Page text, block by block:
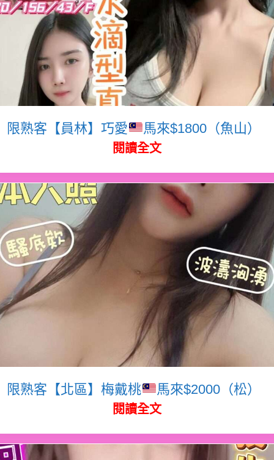
限熟客【員林】巧愛 馬來$1800（魚山）
閱讀全文
限熟客【北區】梅戴桃 馬來$2000（松）
閱讀全文